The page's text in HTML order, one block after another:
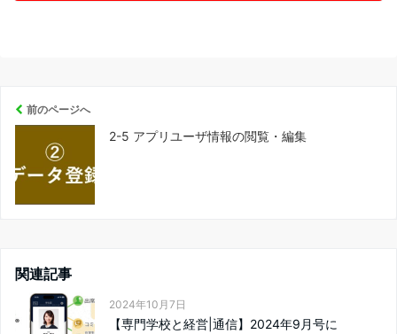
前のページへ
2-5 アプリユーザ情報の閲覧・編集
関連記事
2024年10月7日
【専門学校と経営|通信】2024年9月号に